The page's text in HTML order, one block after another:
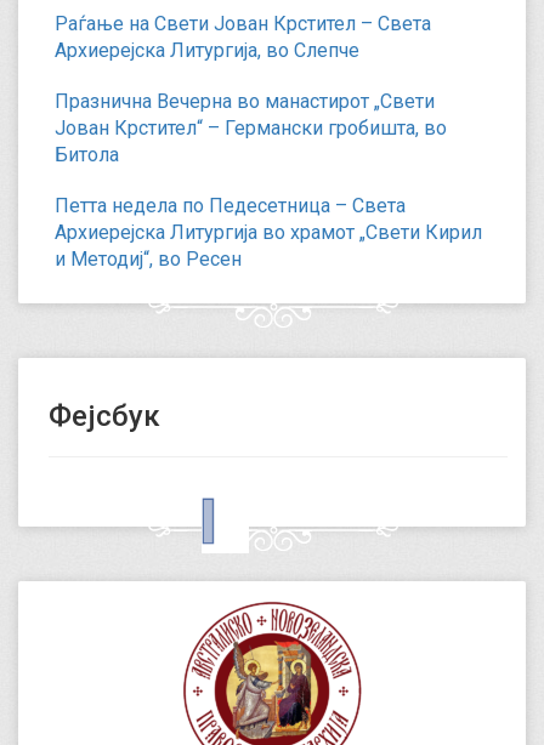
Раѓање на Свети Јован Крстител – Света
Архиерејска Литургија, во Слепче
Празнична Вечерна во манастирот „Свети
Јован Крстител“ – Германски гробишта, во
Битола
Петта недела по Педесетница – Света
Архиерејска Литургија во храмот „Свети Кирил
и Методиј“, во Ресен
Фејсбук